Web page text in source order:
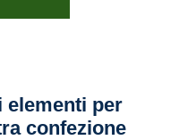
elementi per
confezione